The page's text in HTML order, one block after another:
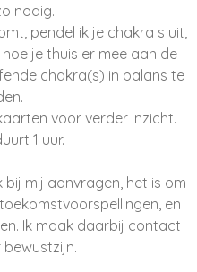
nodig.
pendel ik je chakra s uit,
je thuis er mee aan de
chakra(s) in balans te
voor verder inzicht.
1 uur.
mij aanvragen, het is om
en
Ik maak daarbij contact